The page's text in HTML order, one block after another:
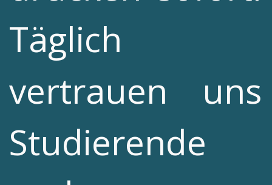
Täglich
vertrauen uns
Studierende